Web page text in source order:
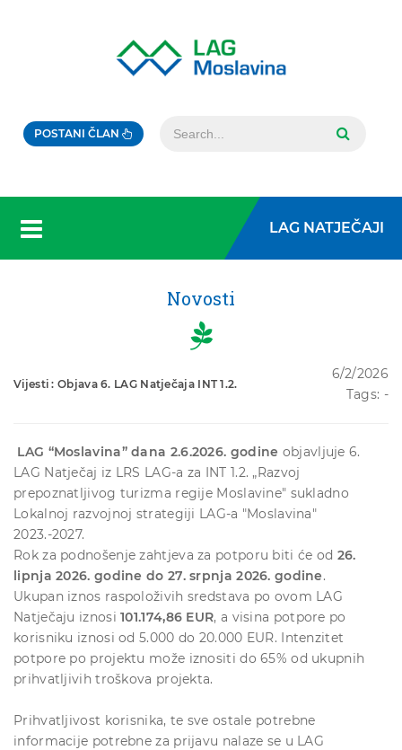
POSTANI ČLAN
LAG NATJEČAJI
Novosti
Vijesti : Objava 6. LAG Natječaja INT 1.2.
6/2/2026
Tags: -
LAG “Moslavina” dana 2.6.2026. godine objavljuje 6.
LAG Natječaj iz LRS LAG-a za INT 1.2. „Razvoj
prepoznatljivog turizma regije Moslavine" sukladno
Lokalnoj razvojnoj strategiji LAG-a "Moslavina"
2023.-2027.
Rok za podnošenje zahtjeva za potporu biti će od 26.
lipnja 2026. godine do 27. srpnja 2026. godine.
Ukupan iznos raspoloživih sredstava po ovom LAG
Natječaju iznosi101.174,86 EUR, a visina potpore po
korisniku iznosi od 5.000 do 20.000 EUR. Intenzitet
potpore po projektu može iznositi do 65% od ukupnih
prihvatljivih troškova projekta.
Prihvatljivost korisnika, te sve ostale potrebne
informacije potrebne za prijavu nalaze se u LAG